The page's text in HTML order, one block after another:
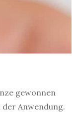
gewonnen
Anwendung.